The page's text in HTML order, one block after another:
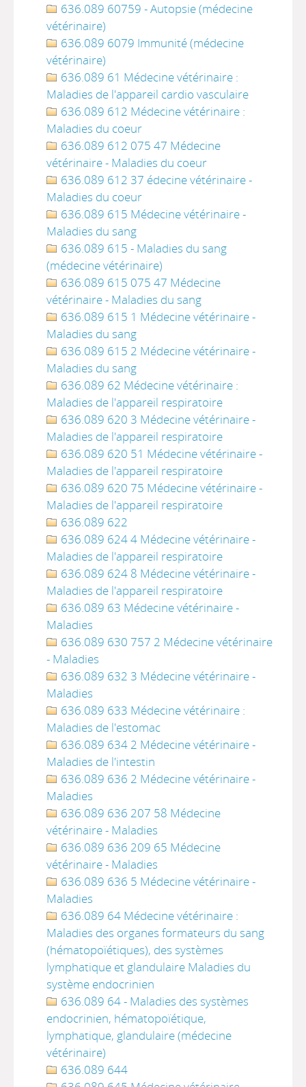
636.089 60759 - Autopsie (médecine
vétérinaire)
636.089 6079 Immunité (médecine
vétérinaire)
636.089 61 Médecine vétérinaire :
Maladies de l'appareil cardio vasculaire
636.089 612 Médecine vétérinaire :
Maladies du coeur
636.089 612 075 47 Médecine
vétérinaire - Maladies du coeur
636.089 612 37 édecine vétérinaire -
Maladies du coeur
636.089 615 Médecine vétérinaire -
Maladies du sang
636.089 615 - Maladies du sang
(médecine vétérinaire)
636.089 615 075 47 Médecine
vétérinaire - Maladies du sang
636.089 615 1 Médecine vétérinaire -
Maladies du sang
636.089 615 2 Médecine vétérinaire -
Maladies du sang
636.089 62 Médecine vétérinaire :
Maladies de l'appareil respiratoire
636.089 620 3 Médecine vétérinaire -
Maladies de l'appareil respiratoire
636.089 620 51 Médecine vétérinaire -
Maladies de l'appareil respiratoire
636.089 620 75 Médecine vétérinaire -
Maladies de l'appareil respiratoire
636.089 622
636.089 624 4 Médecine vétérinaire -
Maladies de l'appareil respiratoire
636.089 624 8 Médecine vétérinaire -
Maladies de l'appareil respiratoire
636.089 63 Médecine vétérinaire -
Maladies
636.089 630 757 2 Médecine vétérinaire
- Maladies
636.089 632 3 Médecine vétérinaire -
Maladies
636.089 633 Médecine vétérinaire :
Maladies de l'estomac
636.089 634 2 Médecine vétérinaire -
Maladies de l'intestin
636.089 636 2 Médecine vétérinaire -
Maladies
636.089 636 207 58 Médecine
vétérinaire - Maladies
636.089 636 209 65 Médecine
vétérinaire - Maladies
636.089 636 5 Médecine vétérinaire -
Maladies
636.089 64 Médecine vétérinaire :
Maladies des organes formateurs du sang
(hématopoïétiques), des systèmes
lymphatique et glandulaire Maladies du
système endocrinien
636.089 64 - Maladies des systèmes
endocrinien, hématopoïétique,
lymphatique, glandulaire (médecine
vétérinaire)
636.089 644